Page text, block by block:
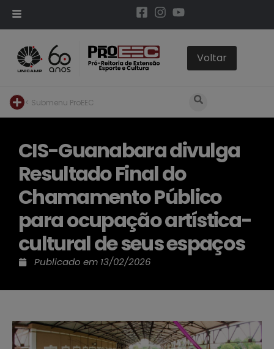
< Submenu ProEEC
CIS-Guanabara divulga
Resultado Final do
Chamamento Público
para ocupação artística-
cultural de seus espaços
Publicado em 13/02/2026